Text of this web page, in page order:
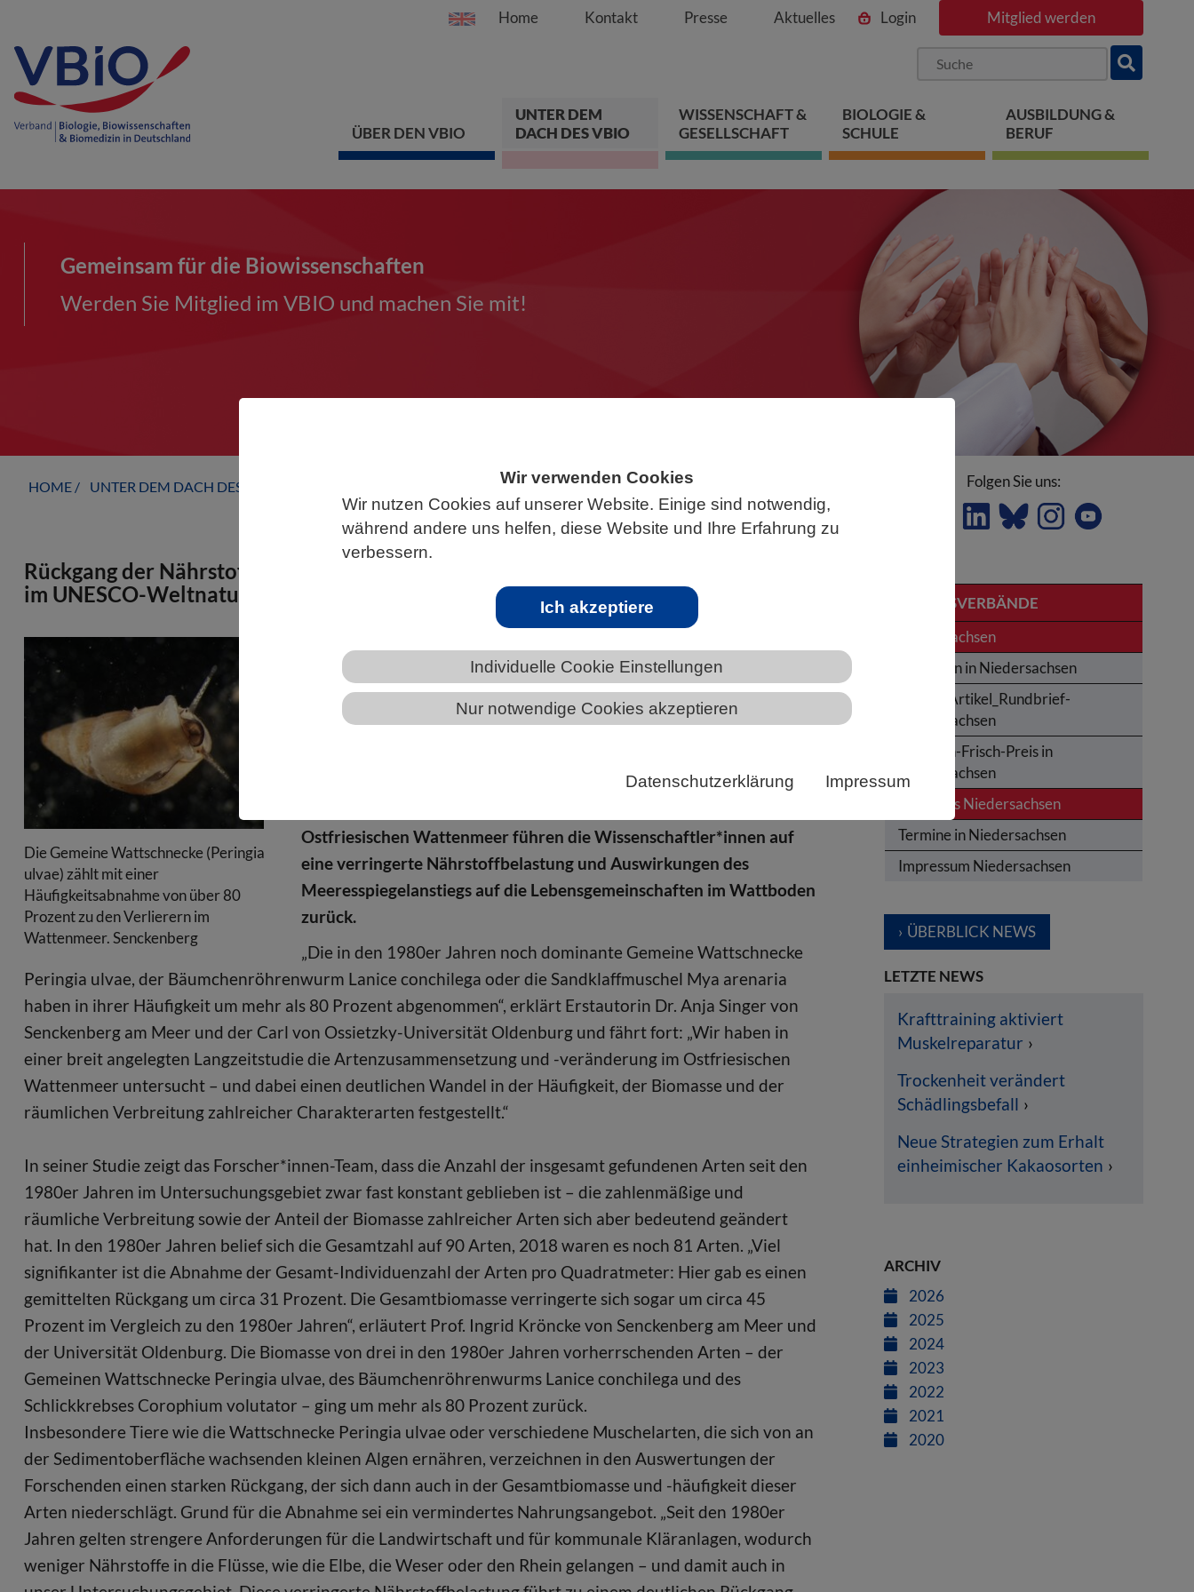
Wir verwenden Cookies
Wir nutzen Cookies auf unserer Website. Einige sind notwendig,
während andere uns helfen, diese Website und Ihre Erfahrung zu
verbessern.
Ich akzeptiere
Individuelle Cookie Einstellungen
Nur notwendige Cookies akzeptieren
Datenschutzerklärung Impressum
Springe direkt zu:
Zum Hauptinhalt springen
Zur Hauptnavigation springen
Zur Footer-Navigation springen
Home Kontakt Presse Aktuelles Login Mitglied werden
ÜBER DEN VBIO
UNTER DEM
DACH DES VBIO
WISSENSCHAFT &
GESELLSCHAFT
BIOLOGIE &
SCHULE
AUSBILDUNG &
BERUF
Gemeinsam für die Biowissenschaften
Werden Sie Mitglied im VBIO und machen Sie mit!
HOME UNTER DEM DACH DES VBIO NIEDERSACHSEN NEWS AUS NIEDERSACHSEN
Rückgang der Nährstoffbelastung und Meeresspiegelanstieg: Gewinner und Verlierer
im UNESCO-Weltnaturerbe Wattenmeer
Die Gemeine Wattschnecke (Peringia
ulvae) zählt mit einer
Häufigkeitsabnahme von über 80
Prozent zu den Verlierern im
Wattenmeer. Senckenberg
Eine signifikante Abnahme in der Häufigkeit, der Biomasse und der
räumlichen Verbreitung von charakteristischen Wattenmeer-Arten,
wie Schnecken, Muscheln, Krebsen oder Würmern, hat ein Team von
Forschenden im Ostfriesischen Wattenmeer festgestellt. Das Team
Jahr 2018 von etwa 500 Messstationen mit einem vergleichbaren,
Ostfriesischen Wattenmeer führen die Wissenschaftler*innen auf
eine verringerte Nährstoffbelastung und Auswirkungen des
Meeresspiegelanstiegs auf die Lebensgemeinschaften im Wattboden
zurück.
„Die in den 1980er Jahren noch dominante Gemeine Wattschnecke
Peringia ulvae, der Bäumchenröhrenwurm Lanice conchilega oder die Sandklaffmuschel Mya arenaria
haben in ihrer Häufigkeit um mehr als 80 Prozent abgenommen“, erklärt Erstautorin Dr. Anja Singer von
Senckenberg am Meer und der Carl von Ossietzky-Universität Oldenburg und fährt fort: „Wir haben in
einer breit angelegten Langzeitstudie die Artenzusammensetzung und -veränderung im Ostfriesischen
Wattenmeer untersucht – und dabei einen deutlichen Wandel in der Häufigkeit, der Biomasse und der
räumlichen Verbreitung zahlreicher Charakterarten festgestellt.“
In seiner Studie zeigt das Forscher*innen-Team, dass die Anzahl der insgesamt gefundenen Arten seit den
1980er Jahren im Untersuchungsgebiet zwar fast konstant geblieben ist – die zahlenmäßige und
räumliche Verbreitung sowie der Anteil der Biomasse zahlreicher Arten sich aber bedeutend geändert
hat. In den 1980er Jahren belief sich die Gesamtzahl auf 90 Arten, 2018 waren es noch 81 Arten. „Viel
signifikanter ist die Abnahme der Gesamt-Individuenzahl der Arten pro Quadratmeter: Hier gab es einen
gemittelten Rückgang um circa 31 Prozent. Die Gesamtbiomasse verringerte sich sogar um circa 45
Prozent im Vergleich zu den 1980er Jahren“, erläutert Prof. Ingrid Kröncke von Senckenberg am Meer und
der Universität Oldenburg. Die Biomasse von drei in den 1980er Jahren vorherrschenden Arten – der
Gemeinen Wattschnecke Peringia ulvae, des Bäumchenröhrenwurms Lanice conchilega und des
Schlickkrebses Corophium volutator – ging um mehr als 80 Prozent zurück.
Insbesondere Tiere wie die Wattschnecke Peringia ulvae oder verschiedene Muschelarten, die sich von an
der Sedimentoberfläche wachsenden kleinen Algen ernähren, verzeichnen in den Auswertungen der
Forschenden einen starken Rückgang, der sich dann auch in der Gesamtbiomasse und -häufigkeit dieser
Arten niederschlägt. Grund für die Abnahme sei ein vermindertes Nahrungsangebot. „Seit den 1980er
Jahren gelten strengere Anforderungen für die Landwirtschaft und für kommunale Kläranlagen, wodurch
weniger Nährstoffe in die Flüsse, wie die Elbe, die Weser oder den Rhein gelangen – und damit auch in
Folgen Sie uns:
LANDESVERBÄNDE
Niedersachsen
Studieren in Niedersachsen
Archiv_Artikel_Rundbrief-
Niedersachsen
Karl-von-Frisch-Preis in
Niedersachsen
News aus Niedersachsen
Termine in Niedersachsen
Impressum Niedersachsen
ÜBERBLICK NEWS
LETZTE NEWS
Krafttraining aktiviert
Muskelreparatur
Trockenheit verändert
Schädlingsbefall
Neue Strategien zum Erhalt
einheimischer Kakaosorten
ARCHIV
2026
2025
2024
2023
2022
2021
2020